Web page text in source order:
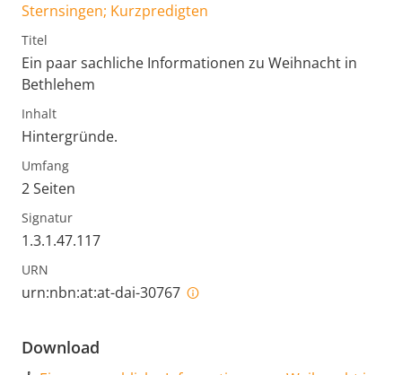
Sternsingen; Kurzpredigten
Titel
Ein paar sachliche Informationen zu Weihnacht in
Bethlehem
Inhalt
Hintergründe.
Umfang
2 Seiten
Signatur
1.3.1.47.117
URN
urn:nbn:at:at-dai-30767
Download